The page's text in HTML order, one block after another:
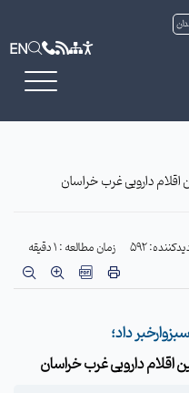
EN
اقلام دارویی غرب خراسان
592 زمان مطالعه : 1 دقیقه
داد؛
اقلام دارویی غرب خراسان